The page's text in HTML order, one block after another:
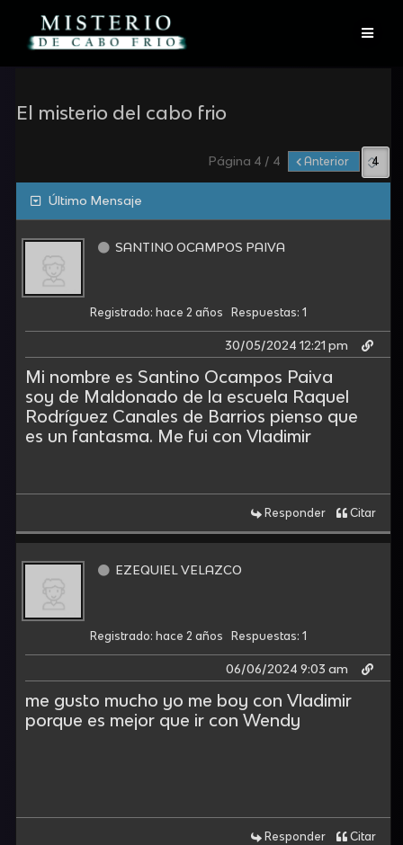
El misterio del cabo frio
Página 4 / 4 Anterior
Último Mensaje
SANTINO OCAMPOS PAIVA
Registrado: hace 2 años Respuestas: 1
30/05/2024 12:21 pm
Mi nombre es Santino Ocampos Paiva
soy de Maldonado de la escuela Raquel
Rodríguez Canales de Barrios pienso que
es un fantasma. Me fui con Vladimir
Responder Citar
EZEQUIEL VELAZCO
Registrado: hace 2 años Respuestas: 1
06/06/2024 9:03 am
me gusto mucho yo me boy con Vladimir
porque es mejor que ir con Wendy
Responder Citar